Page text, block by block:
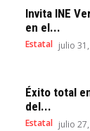
Invita INE
en el...
Estatal julio
Éxito total
del...
Estatal julio